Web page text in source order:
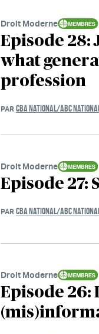
Droit Moderne
Episode 28:
what
profession
PAR CBA NATIONAL/ABC
Droit Moderne
Episode 27:
PAR CBA NATIONAL/ABC
Droit Moderne
Episode 26: